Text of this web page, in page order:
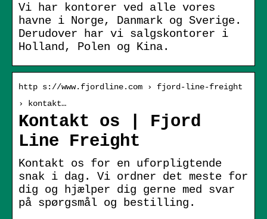
Vi har kontorer ved alle vores
havne i Norge, Danmark og Sverige.
Derudover har vi salgskontorer i
Holland, Polen og Kina.
http s://www.fjordline.com › fjord-line-freight
› kontakt…
Kontakt os | Fjord
Line Freight
Kontakt os for en uforpligtende
snak i dag. Vi ordner det meste for
dig og hjælper dig gerne med svar
på spørgsmål og bestilling.